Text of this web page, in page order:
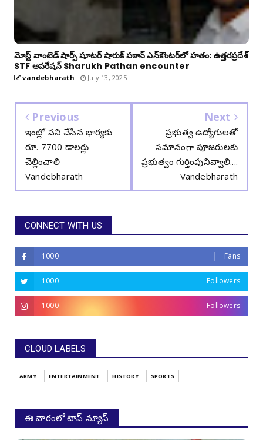
మోస్ట్ వాంటెడ్ షార్ప్ షూటర్ షారుక్ పఠాన్ ఎన్‌కౌంటర్‌లో హతం: ఉత్తరప్రదేశ్
STF ఆపరేషన్ Sharukh Pathan encounter
vandebharath July 13, 2025
Previous
ఇంట్లో పని చేసిన భార్యకు
రూ. 7700 డాలర్లు
చెల్లించాలి -
Vandebharath
Next
ప్రభుత్వ ఉద్యోగులతో
సమానంగా పూజరులకు
ప్రభుత్వం గుర్తింపునివ్వాలి....
Vandebharath
CONNECT WITH US
1000 Fans
1000 Followers
1000 Followers
CLOUD LABELS
ARMY ENTERTAINMENT HISTORY SPORTS
ఈ వారంలో టాప్ న్యూస్